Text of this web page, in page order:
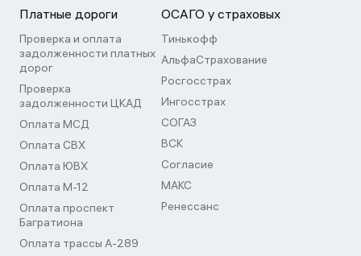
Платные дороги
Проверка и оплата
задолженности платных
дорог
Проверка
задолженности ЦКАД
Оплата МСД
Оплата СВХ
Оплата ЮВХ
Оплата М-12
Оплата проспект
Багратиона
Оплата трассы А-289
ОСАГО у страховых
Тинькофф
АльфаСтрахование
Росгосстрах
Ингосстрах
СОГАЗ
ВСК
Согласие
МАКС
Ренессанс